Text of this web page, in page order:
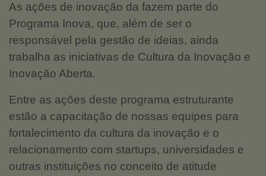
As ações de inovação da fazem parte do
Programa Inova, que, além de ser o
responsável pela gestão de ideias, ainda
trabalha as iniciativas de Cultura da Inovação e
Inovação Aberta.
Entre as ações deste programa estruturante
estão a capacitação de nossas equipes para
fortalecimento da cultura da inovação e o
relacionamento com startups, universidades e
outras instituições no conceito de atitude